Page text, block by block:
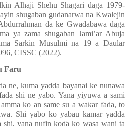
Alhaji Shehu Shagari daga 1979-
shugaban gudanarwa na Kwalejin
da ke Gwadabawa daga
ya zama shugaban Jami’ar Abuja
Sarkin Musulmi na 19 a Daular
CISSC (2022).
Faru
ne, kuma yadda bayanai ke nunawa
shi ne yabo. Yana yiyuwa a sami
ko an same su a waƙar fada, to
Shi yabo ko yabau kamar yadda
shi, yana nufin koɗa ko wasa wani ta